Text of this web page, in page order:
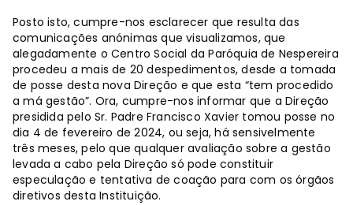
Posto isto, cumpre-nos esclarecer que resulta das
comunicações anónimas que visualizamos, que
alegadamente o Centro Social da Paróquia de Nespereira
procedeu a mais de 20 despedimentos, desde a tomada
de posse desta nova Direção e que esta “tem procedido
a má gestão”. Ora, cumpre-nos informar que a Direção
presidida pelo Sr. Padre Francisco Xavier tomou posse no
dia 4 de fevereiro de 2024, ou seja, há sensivelmente
três meses, pelo que qualquer avaliação sobre a gestão
levada a cabo pela Direção só pode constituir
especulação e tentativa de coação para com os órgãos
diretivos desta Instituição.